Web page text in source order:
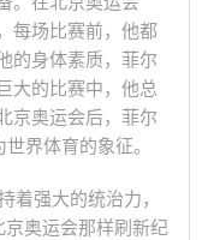
每场比赛前，他都
的身体素质，菲尔
大的比赛中，他总
京奥运会后，菲尔
界体育的象征。
着强大的统治力，
奥运会那样刷新纪